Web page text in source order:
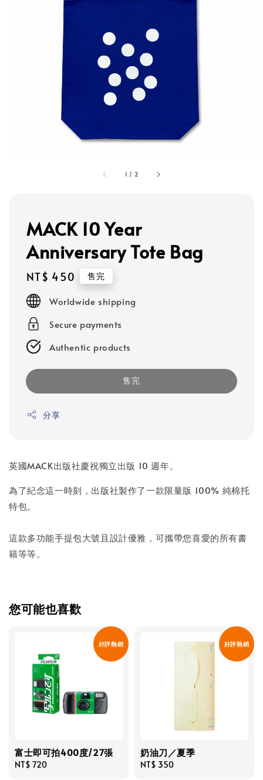
1 / 2
MACK 10 Year
Anniversary Tote Bag
Regular
price
NT$ 450 售完
Worldwide shipping
Secure payments
Authentic products
售完
分享
英國MACK出版社慶祝獨立出版 10 週年。
為了紀念這一時刻，出版社製作了一款限量版 100% 純棉托
特包。
這款多功能手提包大號且設計優雅，可攜帶您喜愛的所有書
籍等等。
您可能也喜歡
好評熱銷
富士即可拍400度/27張
Regular
NT$ 720
好評熱銷
奶油刀／夏季
Regular
NT$ 350